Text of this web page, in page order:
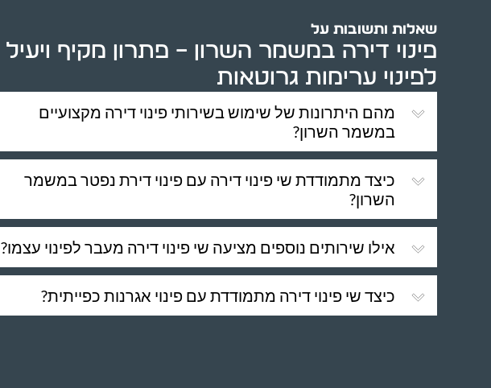
שאלות ותשובות על
פינוי דירה במשמר השרון – פתרון מקיף ויעיל
לפינוי ערימות גרוטאות
מהם היתרונות של שימוש בשירותי פינוי דירה מקצועיים
במשמר השרון?
כיצד מתמודדת שי פינוי דירה עם פינוי דירת נפטר במשמר
השרון?
אילו שירותים נוספים מציעה שי פינוי דירה מעבר לפינוי עצמו?
כיצד שי פינוי דירה מתמודדת עם פינוי אגרנות כפייתית?